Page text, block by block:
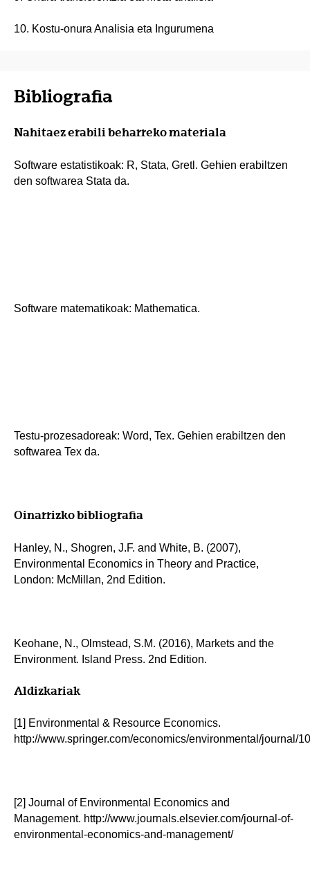
10. Kostu-onura Analisia eta Ingurumena
Bibliografia
Nahitaez erabili beharreko materiala
Software estatistikoak: R, Stata, Gretl. Gehien erabiltzen
den softwarea Stata da.
Software matematikoak: Mathematica.
Testu-prozesadoreak: Word, Tex. Gehien erabiltzen den
softwarea Tex da.
Oinarrizko bibliografia
Hanley, N., Shogren, J.F. and White, B. (2007),
Environmental Economics in Theory and Practice,
London: McMillan, 2nd Edition.
Keohane, N., Olmstead, S.M. (2016), Markets and the
Environment. Island Press. 2nd Edition.
Aldizkariak
[1] Environmental & Resource Economics.
http://www.springer.com/economics/environmental/journal/
[2] Journal of Environmental Economics and
Management. http://www.journals.elsevier.com/journal-of-
environmental-economics-and-management/